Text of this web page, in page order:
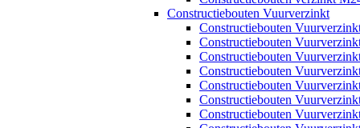
Constructiebouten Vuurverzinkt
Constructiebouten
Constructiebouten
Constructiebouten
Constructiebouten
Constructiebouten
Constructiebouten
Constructiebouten